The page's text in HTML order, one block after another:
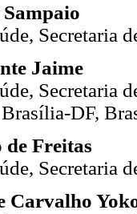
Secretaria
Jaime
Secretaria
DF,
Freitas
Secretaria
Carvalho